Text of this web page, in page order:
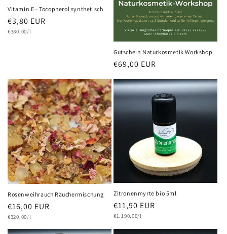
Vitamin E - Tocopherol synthetisch
Normaler
Preis
€3,80 EUR
Grundpreis
€380,00/l
Gutschein Naturkosmetik Workshop
Normaler
€69,00 EUR
Rosenweihrauch Räuchermischung
Normaler
Preis
€16,00 EUR
Grundpreis
€320,00/l
Zitronenmyrte bio 5ml
Normaler
Preis
€11,90 EUR
Grundpreis
€1.190,00/l